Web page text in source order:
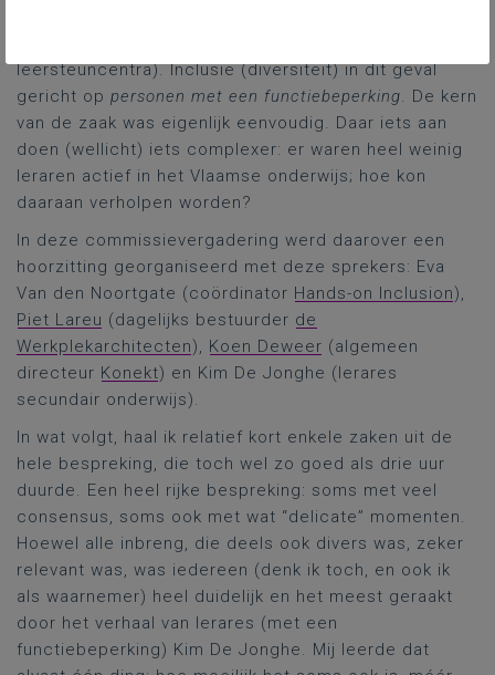
leersteuncentra). Inclusie (diversiteit) in dit geval
gericht op personen met een functiebeperking. De kern
van de zaak was eigenlijk eenvoudig. Daar iets aan
doen (wellicht) iets complexer: er waren heel weinig
leraren actief in het Vlaamse onderwijs; hoe kon
daaraan verholpen worden?
In deze commissievergadering werd daarover een
hoorzitting georganiseerd met deze sprekers: Eva
Van den Noortgate (coördinator Hands-on Inclusion),
Piet Lareu (dagelijks bestuurder de
Werkplekarchitecten), Koen Deweer (algemeen
directeur Konekt) en Kim De Jonghe (lerares
secundair onderwijs).
In wat volgt, haal ik relatief kort enkele zaken uit de
hele bespreking, die toch wel zo goed als drie uur
duurde. Een heel rijke bespreking: soms met veel
consensus, soms ook met wat “delicate” momenten.
Hoewel alle inbreng, die deels ook divers was, zeker
relevant was, was iedereen (denk ik toch, en ook ik
als waarnemer) heel duidelijk en het meest geraakt
door het verhaal van lerares (met een
functiebeperking) Kim De Jonghe. Mij leerde dat